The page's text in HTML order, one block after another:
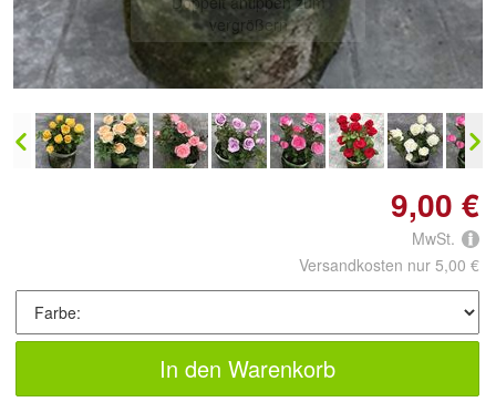
vergrößern
9,00 €
MwSt.
Versandkosten nur 5,00 €
In den Warenkorb